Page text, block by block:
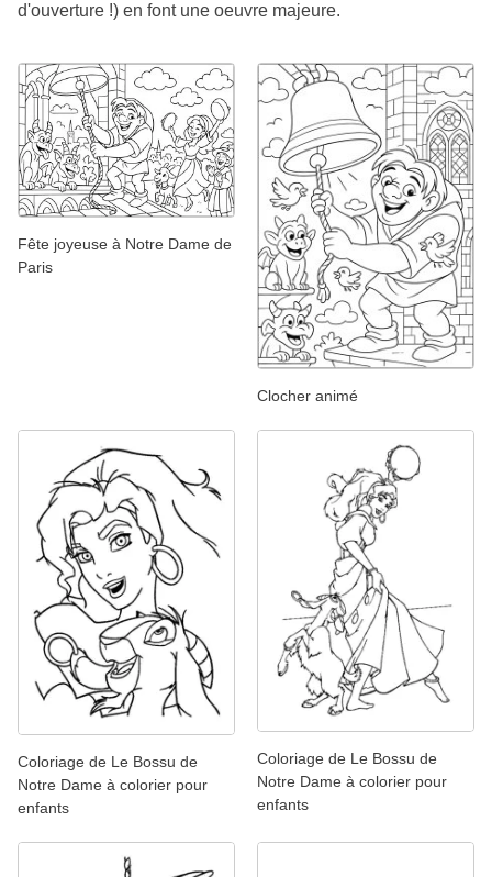
d'ouverture !) en font une oeuvre majeure.
Fête joyeuse à Notre Dame de
Paris
Clocher animé
Coloriage de Le Bossu de
Notre Dame à colorier pour
enfants
Coloriage de Le Bossu de
Notre Dame à colorier pour
enfants